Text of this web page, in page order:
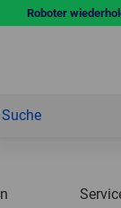
Roboter